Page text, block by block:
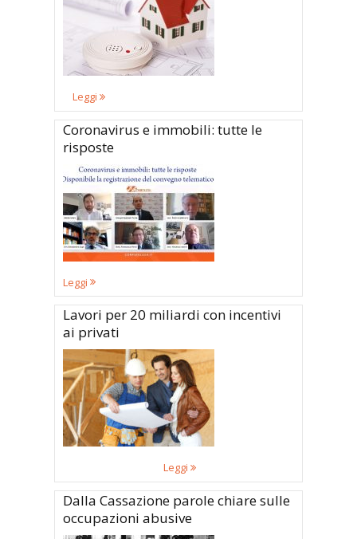
Leggi
Coronavirus e immobili: tutte le
risposte
Leggi
Lavori per 20 miliardi con incentivi
ai privati
Leggi
Dalla Cassazione parole chiare sulle
occupazioni abusive